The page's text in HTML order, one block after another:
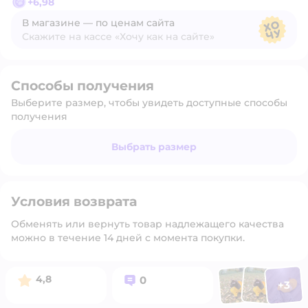
В магазине — по ценам сайта
Скажите на кассе «Хочу как на сайте»
Способы получения
Выберите размер, чтобы увидеть доступные способы
получения
Выбрать размер
Условия возврата
Обменять или вернуть товар надлежащего качества
можно в течение 14 дней с момента покупки.
Рейтинг:
4,8 Вопросов:
0 ФотоФотоФото
+3
Открыть